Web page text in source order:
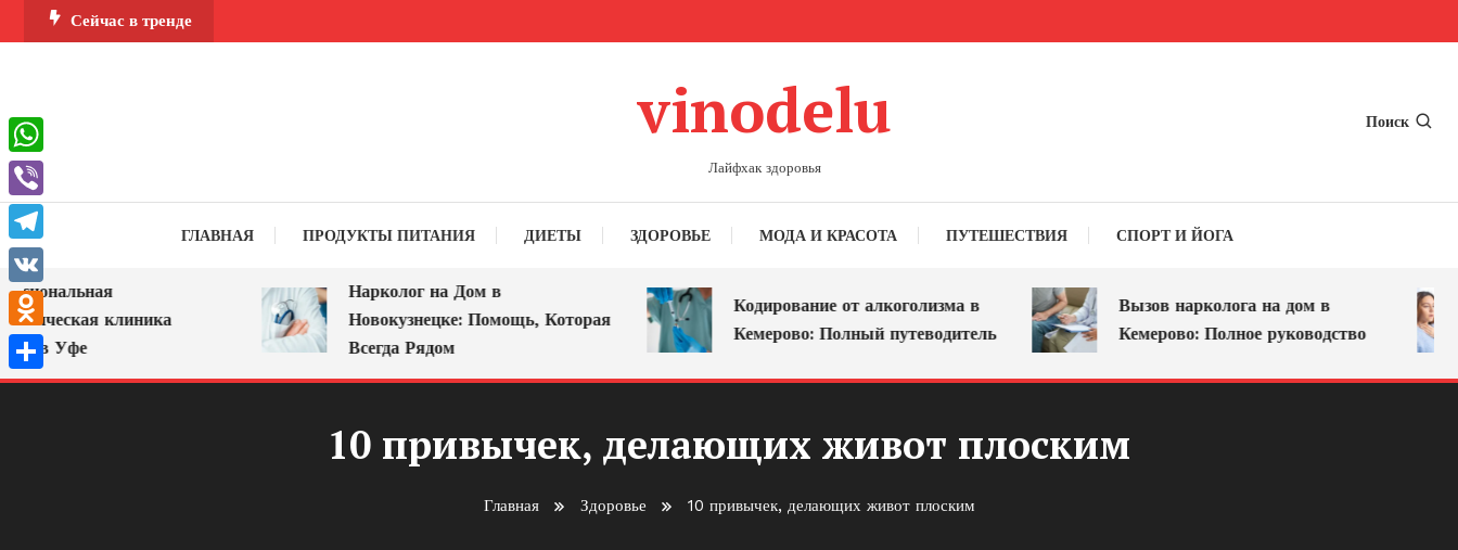
Перейти
к
Сейчас в тренде
vinodelu
Лайфхак здоровья
Поиск
ГЛАВНАЯ ПРОДУКТЫ ПИТАНИЯ ДИЕТЫ ЗДОРОВЬЕ МОДА И КРАСОТА ПУТЕШЕСТВИЯ СПОРТ И ЙОГА
клиника
Нарколог на Дом в
Новокузнецке: Помощь, Которая
Всегда Рядом
Кодирование от алкоголизма в
Кемерово: Полный путеводитель
Вызов нарколога на дом в
Кемерово: Полное руководство
10 привычек, делающих живот плоским
Главная Здоровье 10 привычек, делающих живот плоским
WhatsApp
Viber
Telegram
VK
Odnoklassniki
Отправить